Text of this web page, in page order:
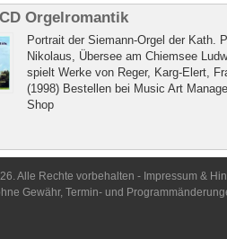
Orgelromantik
Portrait der Siemann-Orgel der Kath.
Nikolaus, Übersee am Chiemsee
spielt Werke von Reger, Karg-Elert,
(1998) Bestellen bei Music Art
Shop
Alle Rechte vorbehalten - Impressum &
Gewähr, Termin- und